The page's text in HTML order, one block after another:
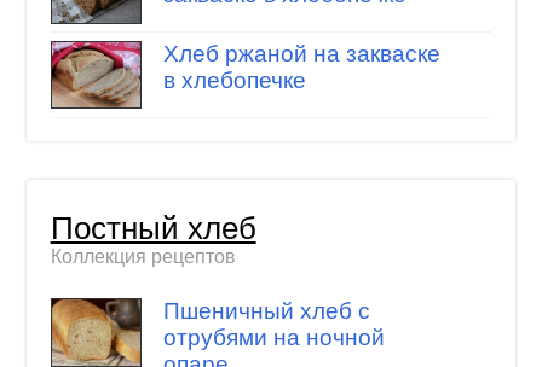
Хлеб ржаной на закваске
в хлебопечке
Постный хлеб
Коллекция рецептов
Пшеничный хлеб с
отрубями на ночной